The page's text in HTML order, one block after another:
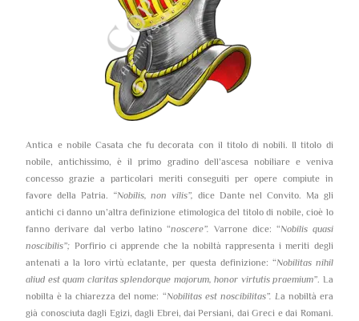
Antica e nobile Casata che fu decorata con il titolo di nobili. Il titolo di
nobile, antichissimo, è il primo gradino dell’ascesa nobiliare e veniva
concesso grazie a particolari meriti conseguiti per opere compiute in
favore della Patria. “Nobilis, non vilis”, dice Dante nel Convito. Ma gli
antichi ci danno un’altra definizione etimologica del titolo di nobile, cioè lo
fanno derivare dal verbo latino “noscere”. Varrone dice: “Nobilis quasi
noscibilis”; Porfirio ci apprende che la nobiltà rappresenta i meriti degli
antenati a la loro virtù eclatante, per questa definizione: “Nobilitas nihil
aliud est quam claritas splendorque majorum, honor virtutis praemium”. La
nobilta è la chiarezza del nome: “Nobilitas est noscibilitas”. La nobiltà era
già conosciuta dagli Egizi, dagli Ebrei, dai Persiani, dai Greci e dai Romani.